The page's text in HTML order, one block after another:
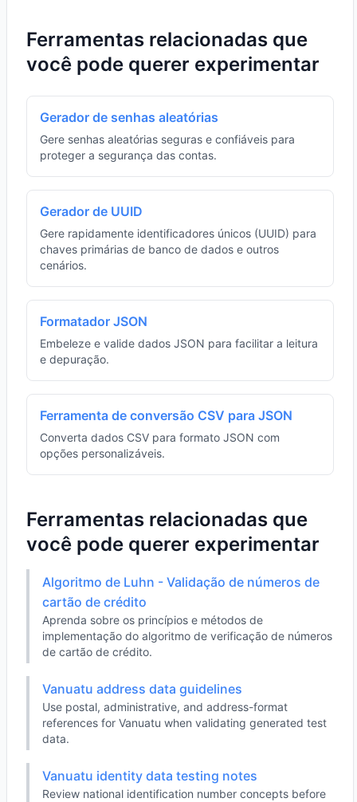
Ferramentas relacionadas que
você pode querer experimentar
Gerador de senhas aleatórias
Gere senhas aleatórias seguras e confiáveis para
proteger a segurança das contas.
Gerador de UUID
Gere rapidamente identificadores únicos (UUID) para
chaves primárias de banco de dados e outros
cenários.
Formatador JSON
Embeleze e valide dados JSON para facilitar a leitura
e depuração.
Ferramenta de conversão CSV para JSON
Converta dados CSV para formato JSON com
opções personalizáveis.
Ferramentas relacionadas que
você pode querer experimentar
Algoritmo de Luhn - Validação de números de
cartão de crédito
Aprenda sobre os princípios e métodos de
implementação do algoritmo de verificação de números
de cartão de crédito.
Vanuatu address data guidelines
Use postal, administrative, and address-format
references for Vanuatu when validating generated test
data.
Vanuatu identity data testing notes
Review national identification number concepts before